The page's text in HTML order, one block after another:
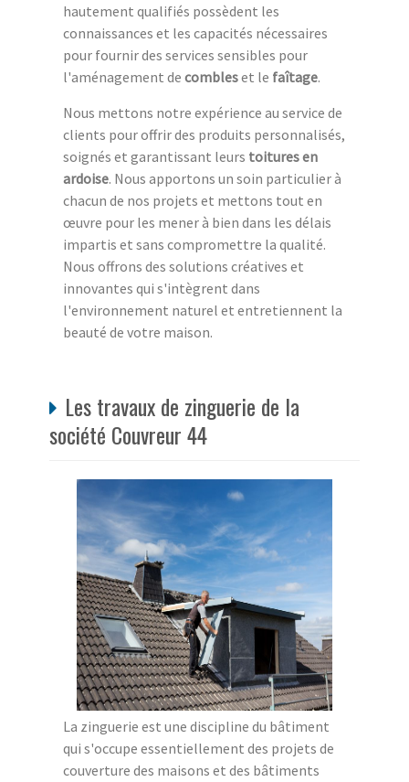
hautement qualifiés possèdent les
connaissances et les capacités nécessaires
pour fournir des services sensibles pour
l'aménagement de combleset le faîtage.
Nous mettons notre expérience au service de
clients pour offrir des produits personnalisés,
soignés et garantissant leurs toitures en
ardoise. Nous apportons un soin particulier à
chacun de nos projets et mettons tout en
œuvre pour les mener à bien dans les délais
impartis et sans compromettre la qualité.
Nous offrons des solutions créatives et
innovantes qui s'intègrent dans
l'environnement naturel et entretiennent la
beauté de votre maison.
Les travaux de zinguerie de la
société Couvreur 44
La zinguerie est une discipline du bâtiment
qui s'occupe essentiellement des projets de
couverture des maisons et des bâtiments